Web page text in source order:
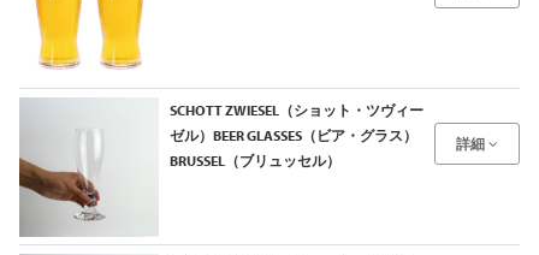
SCHOTT ZWIESEL（ショット・ツヴィー
ゼル）BEER GLASSES（ビア・グラス）
BRUSSEL（ブリュッセル）
詳細